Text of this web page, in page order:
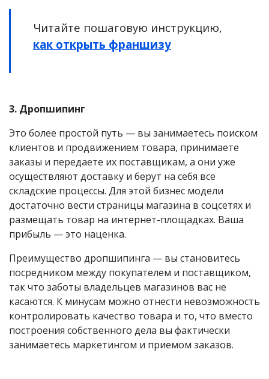
Читайте пошаговую инструкцию,
как открыть франшизу
3. Дропшипинг
Это более простой путь — вы занимаетесь поиском
клиентов и продвижением товара, принимаете
заказы и передаете их поставщикам, а они уже
осуществляют доставку и берут на себя все
складские процессы. Для этой бизнес модели
достаточно вести страницы магазина в соцсетях и
размещать товар на интернет-площадках. Ваша
прибыль — это наценка.
Преимущество дропшипинга — вы становитесь
посредником между покупателем и поставщиком,
так что заботы владельцев магазинов вас не
касаются. К минусам можно отнести невозможность
контролировать качество товара и то, что вместо
построения собственного дела вы фактически
занимаетесь маркетингом и приемом заказов.